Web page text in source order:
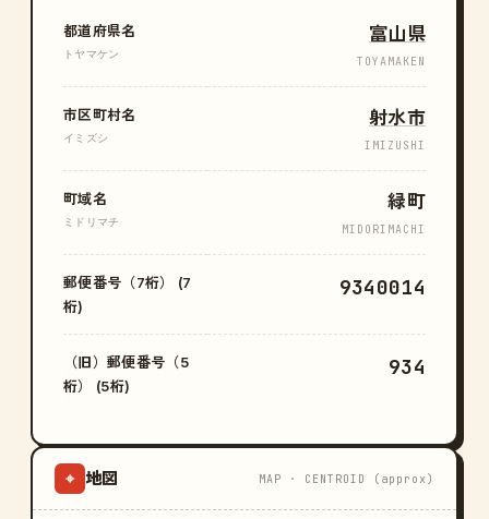
都道府県名
トヤマケン
富山県
TOYAMAKEN
市区町村名
イミズシ
射水市
IMIZUSHI
町域名
ミドリマチ
緑町
MIDORIMACHI
郵便番号（7桁） (7
桁)
9340014
（旧）郵便番号（5
桁） (5桁)
934
⌖ 地図 MAP · CENTROID (approx)